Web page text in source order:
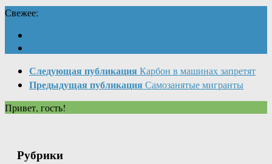
Свежее:
Следующая публикация Карбон в машинах запретят
Предыдущая публикация Самозанятые мигранты
Привет, гость!
Рубрики